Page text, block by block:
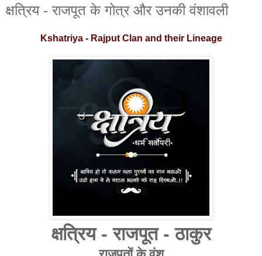
क्षत्रिय - राजपूत के गोत्र और उनकी वंशावली
Kshatriya - Rajput Clan and their Lineage
क्षत्रिय - राजपूत - ठाकुर